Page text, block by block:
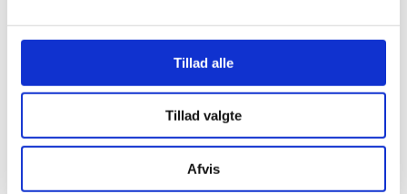
Tillad alle
Tillad valgte
Afvis